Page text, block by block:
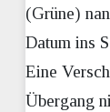
(Grüne)
Datum ins
Eine
Übergang